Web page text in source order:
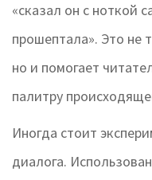
«сказал он с ноткой
прошептала». Это не
но и помогает
палитру
Иногда стоит
диалога.